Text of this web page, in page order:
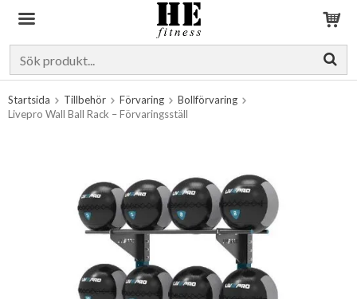
Startsida Tillbehör Förvaring
Bollförvaring
Livepro Wall Ball Rack – Förvaringsställ